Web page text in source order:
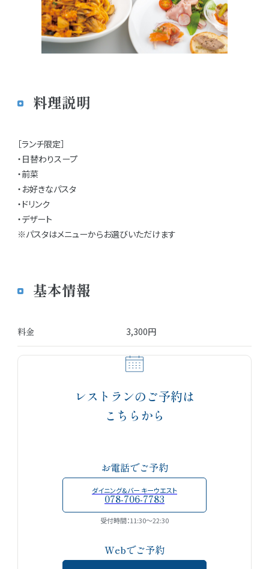
料理説明
［ランチ限定］
・日替わりスープ
・前菜
・お好きなパスタ
・ドリンク
・デザート
※パスタはメニューからお選びいただけます
基本情報
料金 3,300円
レストランのご予約は
こちらから
お電話でご予約
ダイニング&バー キーウエスト
078-706-7783
受付時間：11:30〜22:30
Webでご予約